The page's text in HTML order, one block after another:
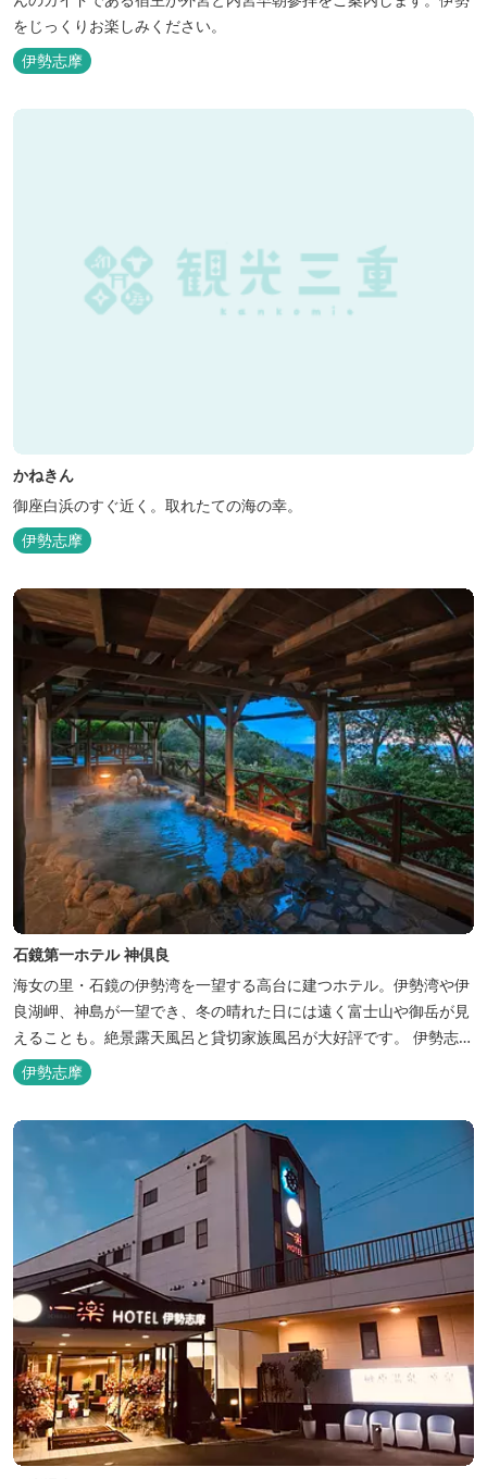
をじっくりお楽しみください。
伊勢志摩
かねきん
御座白浜のすぐ近く。取れたての海の幸。
伊勢志摩
石鏡第一ホテル 神倶良
海女の里・石鏡の伊勢湾を一望する高台に建つホテル。伊勢湾や伊
良湖岬、神島が一望でき、冬の晴れた日には遠く富士山や御岳が見
えることも。絶景露天風呂と貸切家族風呂が大好評です。 伊勢志摩
の新鮮な海の幸をふんだんに使った味覚自慢の人情味あふれる温泉
宿です。
伊勢志摩